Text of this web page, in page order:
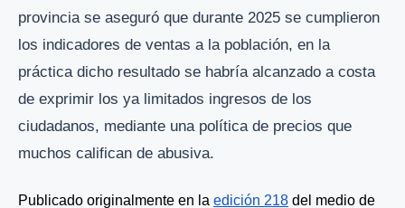
provincia se aseguró que durante 2025 se cumplieron
los indicadores de ventas a la población, en la
práctica dicho resultado se habría alcanzado a costa
de exprimir los ya limitados ingresos de los
ciudadanos, mediante una política de precios que
muchos califican de abusiva.
Publicado originalmente en la edición 218 del medio de